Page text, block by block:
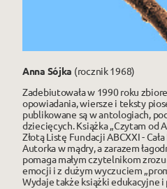
Anna Sójka (rocznik 1968)
Zadebiutowała w 1990 roku
opowiadania, wiersze i teksty
publikowane są w antologiach,
dziecięcych. Książka „Czytam od
Złotą Listę Fundacji ABCXXI -
Autorka w mądry, a zarazem
pomaga małym czytelnikom
emocji i z dużym wyczuciem
Wydaje także książki edukacyjne